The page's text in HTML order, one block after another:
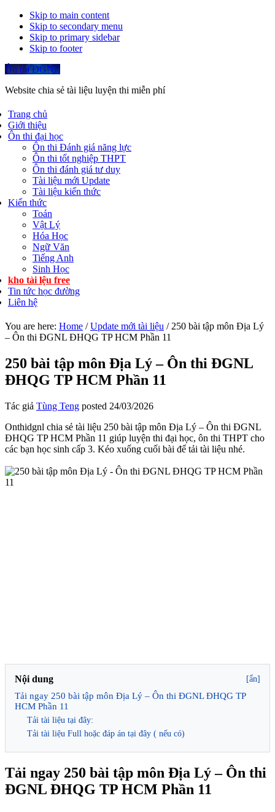
Skip to main content
Skip to secondary menu
Skip to primary sidebar
Skip to footer
Ôn thi ĐGNL
Website chia sẻ tài liệu luyện thi miễn phí
Trang chủ
Giới thiệu
Ôn thi đại học
Ôn thi Đánh giá năng lực
Ôn thi tốt nghiệp THPT
Ôn thi đánh giá tư duy
Tài liệu mới Update
Tài liệu kiến thức
Kiến thức
Toán
Vật Lý
Hóa Học
Ngữ Văn
Tiếng Anh
Sinh Học
kho tài lệu free
Tin tức học đường
Liên hệ
You are here: Home / Update mới tài liệu /250 bài tập môn Địa Lý
– Ôn thi ĐGNL ĐHQG TP HCM Phần 11
250 bài tập môn Địa Lý – Ôn thi ĐGNL
ĐHQG TP HCM Phần 11
Tác giả Tùng Teng posted 24/03/2026
Onthidgnl chia sẻ tài liệu 250 bài tập môn Địa Lý – Ôn thi ĐGNL
ĐHQG TP HCM Phần 11 giúp luyện thi đại học, ôn thi THPT cho
các bạn học sinh cấp 3. Kéo xuống cuối bài để tải tài liệu nhé.
Nội dung [ẩn]
Tải ngay 250 bài tập môn Địa Lý – Ôn thi ĐGNL ĐHQG TP
HCM Phần 11
Tải tài liệu tại đây:
Tải tài liệu Full hoặc đáp án tại đây ( nếu có)
Tải ngay 250 bài tập môn Địa Lý – Ôn thi
ĐGNL ĐHQG TP HCM Phần 11